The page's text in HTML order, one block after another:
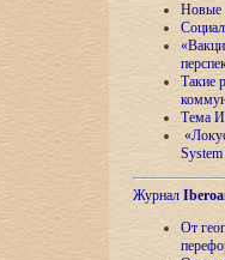
Новые
Такие
Тема
Журнал
От